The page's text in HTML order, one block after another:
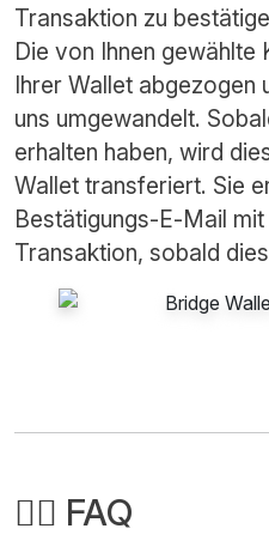
Transaktion zu
Die von Ihnen
Ihrer Wallet abgezogen
uns umgewandelt.
erhalten haben, wird
Wallet transferiert. Sie
Bestätigungs-E-Mail
Transaktion, sobald
🙋‍♂️ FAQ